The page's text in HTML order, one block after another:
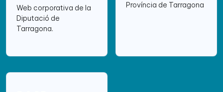
Web corporativa de la
Diputació de
Tarragona.
Província de Tarragona